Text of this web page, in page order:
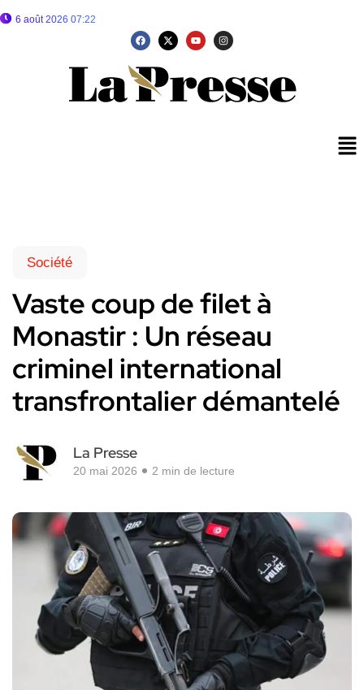
6 août 2026 07:22
Société
Vaste coup de filet à
Monastir : Un réseau
criminel international
transfrontalier démantelé
La Presse
20 mai 2026 2 min de lecture